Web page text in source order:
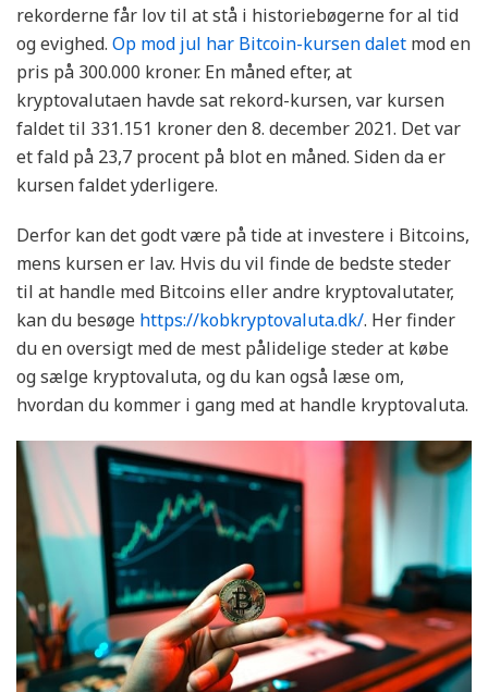
rekorderne får lov til at stå i historiebøgerne for al tid
og evighed. Op mod jul har Bitcoin-kursen dalet mod en
pris på 300.000 kroner. En måned efter, at
kryptovalutaen havde sat rekord-kursen, var kursen
faldet til 331.151 kroner den 8. december 2021. Det var
et fald på 23,7 procent på blot en måned. Siden da er
kursen faldet yderligere.
Derfor kan det godt være på tide at investere i Bitcoins,
mens kursen er lav. Hvis du vil finde de bedste steder
til at handle med Bitcoins eller andre kryptovalutater,
kan du besøge https://kobkryptovaluta.dk/. Her finder
du en oversigt med de mest pålidelige steder at købe
og sælge kryptovaluta, og du kan også læse om,
hvordan du kommer i gang med at handle kryptovaluta.